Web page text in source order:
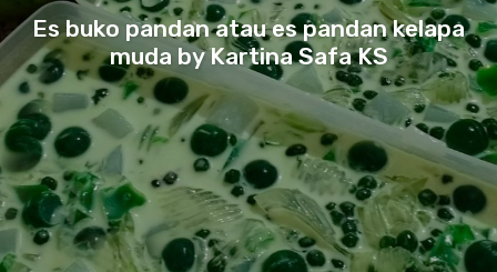
Es buko pandan atau es pandan kelapa
muda by Kartina Safa KS